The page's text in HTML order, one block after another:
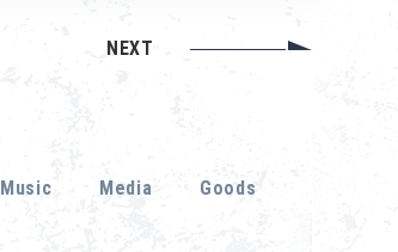
NEXT
Music Media
Goods